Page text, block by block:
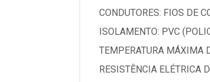
CONDUTORES: FIOS DE
ISOLAMENTO: PVC
TEMPERATURA MÁXIMA
RESISTÊNCIA ELÉTRICA